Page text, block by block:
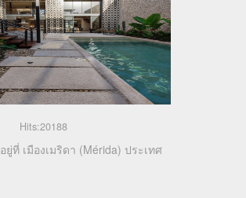
Hits:20188
ที่ เมืองเมริดา (Mérida) ประเทศ